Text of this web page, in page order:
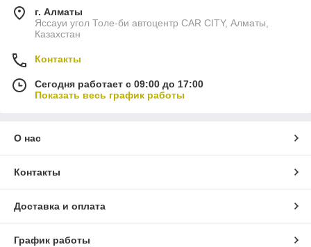
г. Алматы
Яссауи угол Толе-би автоцентр CAR CITY, Алматы,
Казахстан
Контакты
Сегодня работает с 09:00 до 17:00
Показать весь график работы
О нас
Контакты
Доставка и оплата
График работы